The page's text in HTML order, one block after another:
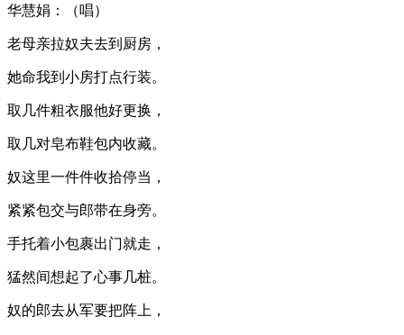
华慧娟：（唱）
老母亲拉奴夫去到厨房，
她命我到小房打点行装。
取几件粗衣服他好更换，
取几对皂布鞋包内收藏。
奴这里一件件收拾停当，
紧紧包交与郎带在身旁。
手托着小包裹出门就走，
猛然间想起了心事几桩。
奴的郎去从军要把阵上，